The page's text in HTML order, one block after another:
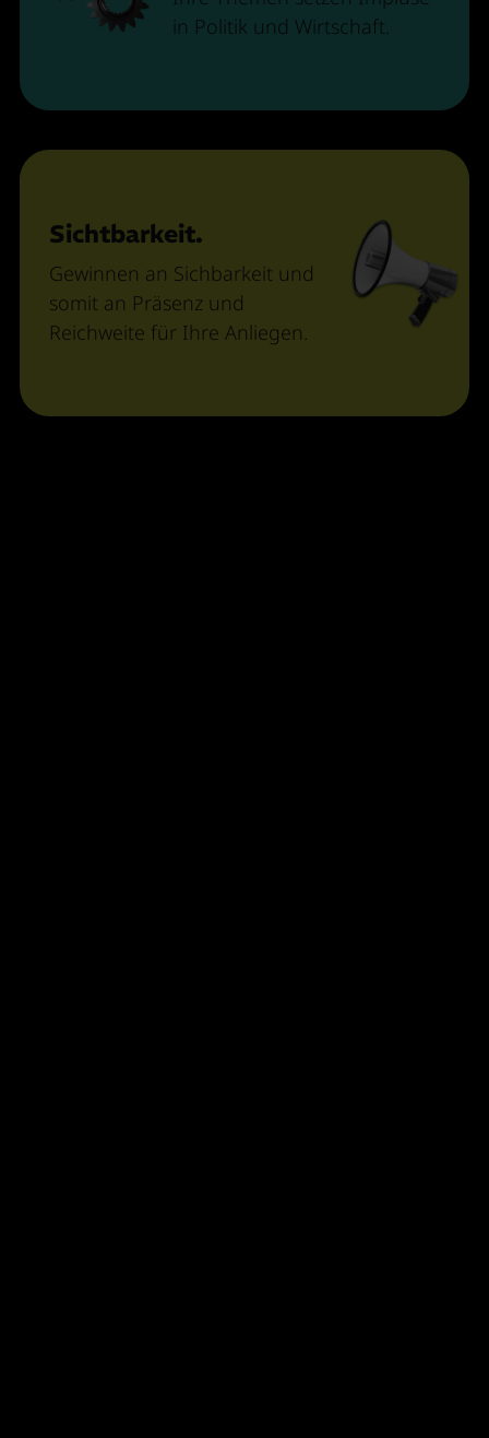
in Politik und Wirtschaft.
Sichtbarkeit.
Gewinnen an Sichbarkeit und
somit an Präsenz und
Reichweite für Ihre Anliegen.